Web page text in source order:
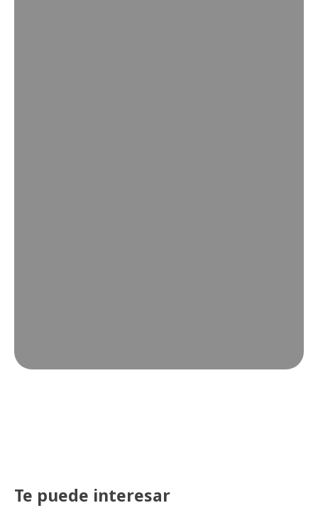
Te puede interesar